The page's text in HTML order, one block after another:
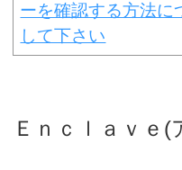
ーを確認する方法に
して下さい
Ｅｎｃｌａｖｅ